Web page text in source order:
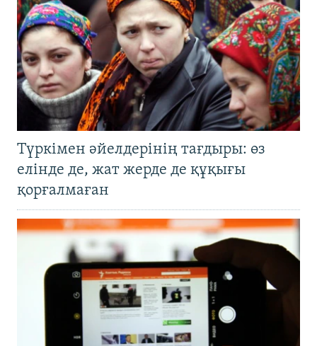
Түркімен әйелдерінің тағдыры: өз
елінде де, жат жерде де құқығы
қорғалмаған